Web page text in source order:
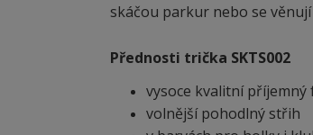
skáčou parkur nebo se věnují
Přednosti trička SKTS002
vysoce kvalitní
volnější pohodlný střih